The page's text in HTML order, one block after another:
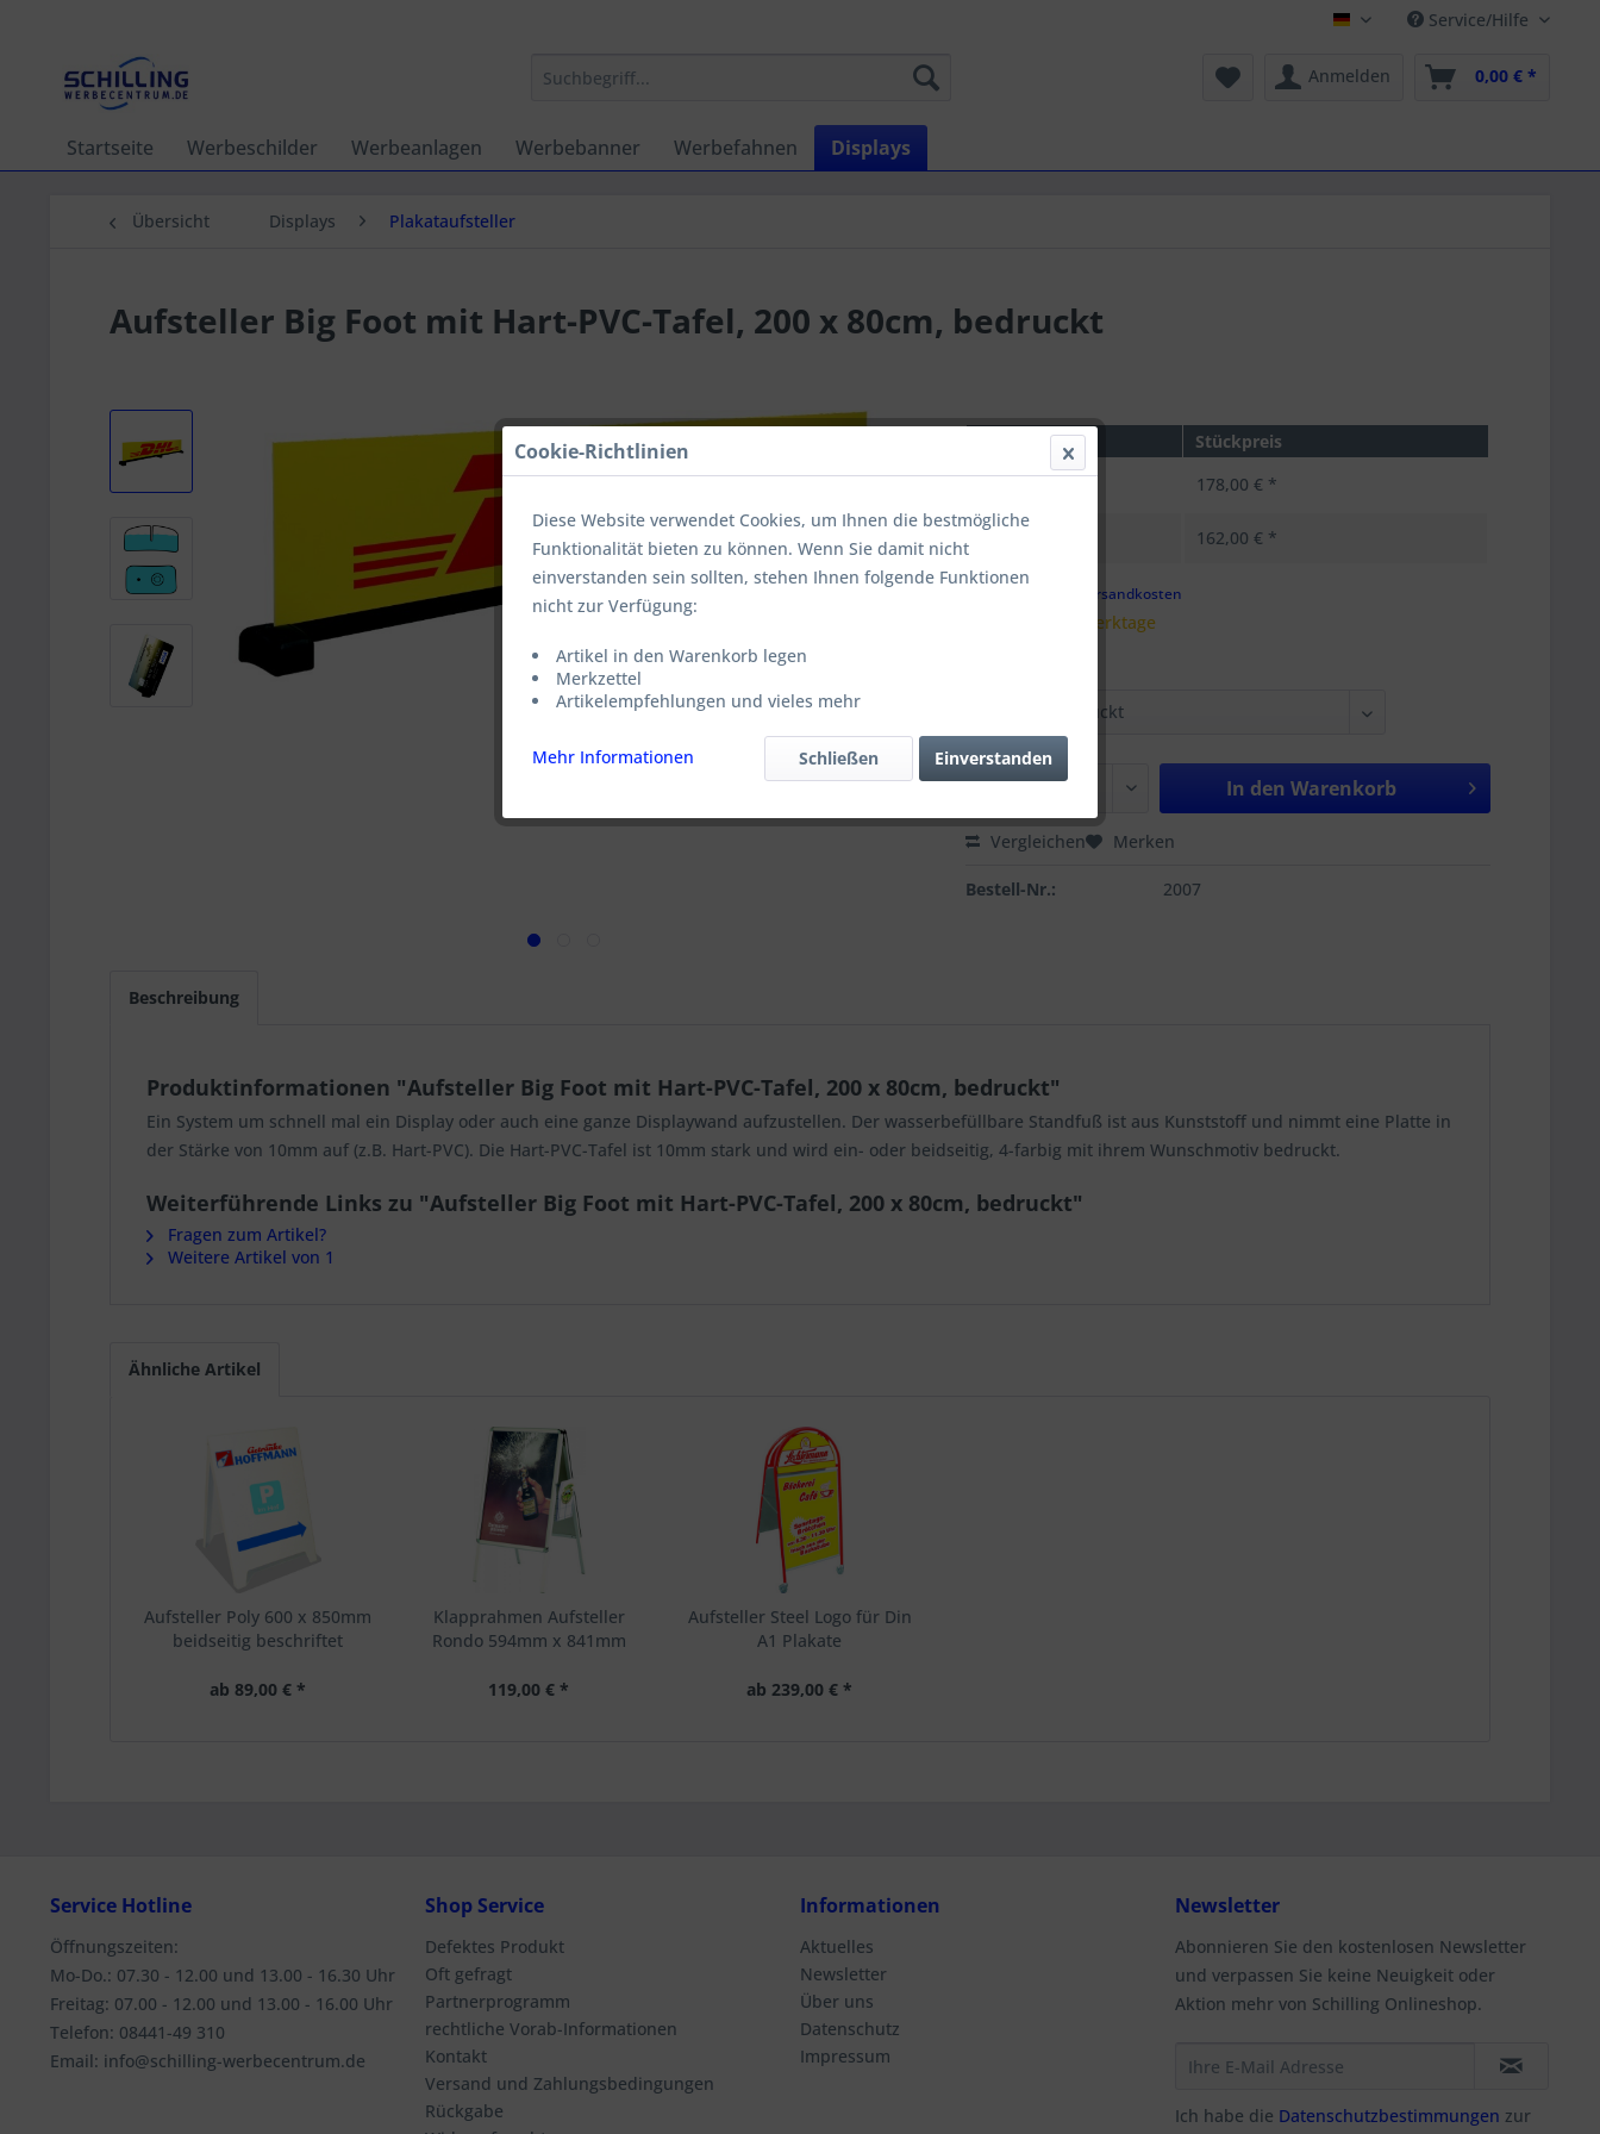
Schilling Onlineshop
Service/Hilfe
Anmelden 0,00 € *
Startseite Werbeschilder Werbeanlagen Werbebanner Werbefahnen Displays
Übersicht Displays Plakataufsteller
Aufsteller Big Foot mit Hart-PVC-Tafel, 200 x 80cm, bedruckt
Stückpreis
bis2 178,00 € *
ab 162,00 € *
zzgl. Versandkosten
Lieferzeit 5 Werktage
In den Warenkorb
Vergleichen Merken
Bestell-Nr.: 2007
Beschreibung
Produktinformationen "Aufsteller Big Foot mit Hart-PVC-Tafel, 200 x 80cm, bedruckt"
Ein System um schnell mal ein Display oder auch eine ganze Displaywand aufzustellen. Der wasserbefüllbare Standfuß ist aus Kunststoff und nimmt eine Platte in
der Stärke von 10mm auf (z.B. Hart-PVC). Die Hart-PVC-Tafel ist 10mm stark und wird ein- oder beidseitig, 4-farbig mit ihrem Wunschmotiv bedruckt.
Weiterführende Links zu "Aufsteller Big Foot mit Hart-PVC-Tafel, 200 x 80cm, bedruckt"
Fragen zum Artikel?
Weitere Artikel von 1
Ähnliche Artikel
Aufsteller Poly 600 x 850mm
beidseitig beschriftet
ab 89,00 € *
Klapprahmen Aufsteller
Rondo 594mm x 841mm
119,00 € *
Aufsteller Steel Logo für Din
A1 Plakate
ab 239,00 € *
Service Hotline
Öffnungszeiten:
Mo-Do.: 07.30 - 12.00 und 13.00 - 16.30 Uhr
Freitag: 07.00 - 12.00 und 13.00 - 16.00 Uhr
Telefon: 08441-49 310
Email: info@schilling-werbecentrum.de
Shop Service
Defektes Produkt
Oft gefragt
Partnerprogramm
rechtliche Vorab-Informationen
Kontakt
Versand und Zahlungsbedingungen
Rückgabe
Informationen
Aktuelles
Newsletter
Über uns
Datenschutz
Impressum
Newsletter
Abonnieren Sie den kostenlosen Newsletter
und verpassen Sie keine Neuigkeit oder
Aktion mehr von Schilling Onlineshop.
Ich habe die Datenschutzbestimmungen zur
Cookie-Richtlinien
Diese Website verwendet Cookies, um Ihnen die bestmögliche
Funktionalität bieten zu können. Wenn Sie damit nicht
einverstanden sein sollten, stehen Ihnen folgende Funktionen
nicht zur Verfügung:
Artikel in den Warenkorb legen
Merkzettel
Artikelempfehlungen und vieles mehr
Mehr Informationen Einverstanden
Schließen